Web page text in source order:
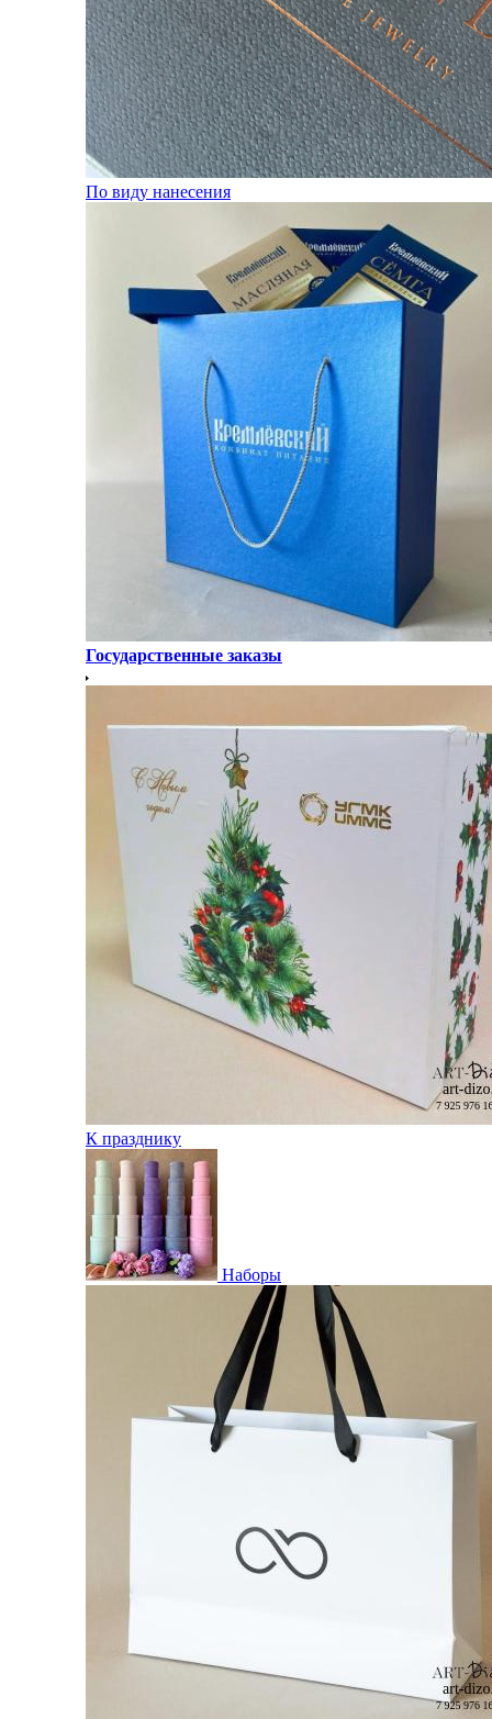
По виду нанесения
Государственные заказы
К празднику
Наборы